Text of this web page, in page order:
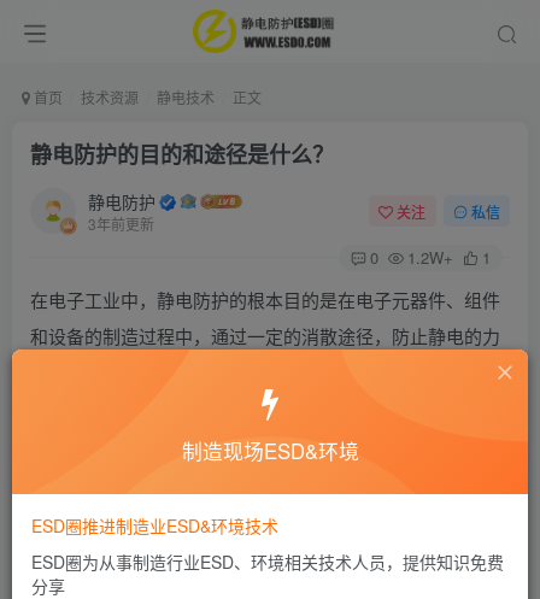
首页 技术资源 静电技术 正文
静电防护的目的和途径是什么？
静电防护
3年前更新
关注 私信
0 1.2W+ 1
在电子工业中，静电防护的根本目的是在电子元器件、组件
和设备的制造过程中，通过一定的消散途径，防止静电的力
学效应和放电效应而产生或可能产生的危害，或许将这些危
害限制到最小程度来确保产品的性能而不受静电的风险而损
一般可以从控制静电的产生和控制静电的消除两个方面入
手。而控制静电的产生主要是控制工艺过程和工艺过程中材
制造现场ESD&环境
ESD圈推进制造业ESD&环境技术
ESD圈为从事制造行业ESD、环境相关技术人员，提供知识免费
分享